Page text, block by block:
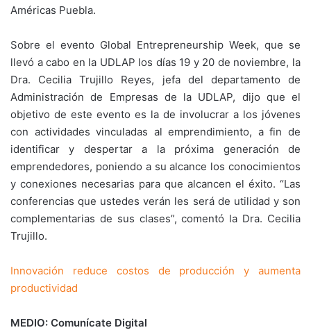
Américas Puebla.
Sobre el evento Global Entrepreneurship Week, que se
llevó a cabo en la UDLAP los días 19 y 20 de noviembre, la
Dra. Cecilia Trujillo Reyes, jefa del departamento de
Administración de Empresas de la UDLAP, dijo que el
objetivo de este evento es la de involucrar a los jóvenes
con actividades vinculadas al emprendimiento, a fin de
identificar y despertar a la próxima generación de
emprendedores, poniendo a su alcance los conocimientos
y conexiones necesarias para que alcancen el éxito. “Las
conferencias que ustedes verán les será de utilidad y son
complementarias de sus clases”, comentó la Dra. Cecilia
Trujillo.
Innovación reduce costos de producción y aumenta
productividad
MEDIO: Comunícate Digital